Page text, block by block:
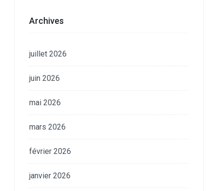
Archives
juillet 2026
juin 2026
mai 2026
mars 2026
février 2026
janvier 2026